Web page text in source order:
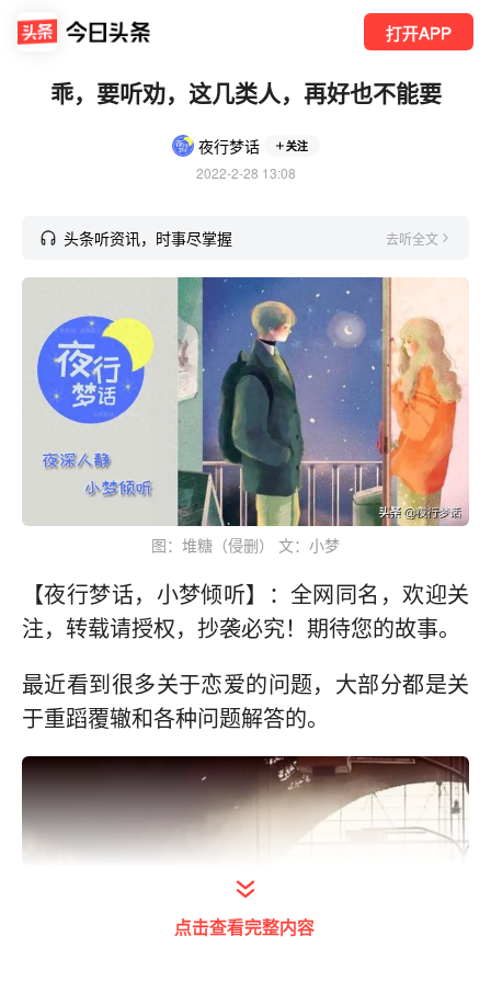
打开APP
乖，要听劝，这几类人，再好也不能要
夜行梦话 关注
2022-2-28 13:08
头条听资讯，时事尽掌握 去听全文
图：堆糖（侵删） 文：小梦
【夜行梦话，小梦倾听】：全网同名，欢迎关
注，转载请授权，抄袭必究！期待您的故事。
最近看到很多关于恋爱的问题，大部分都是关
于重蹈覆辙和各种问题解答的。
点击查看完整内容